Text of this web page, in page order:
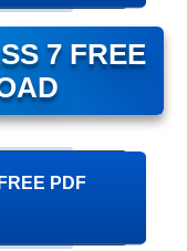
7 FREE
PDF